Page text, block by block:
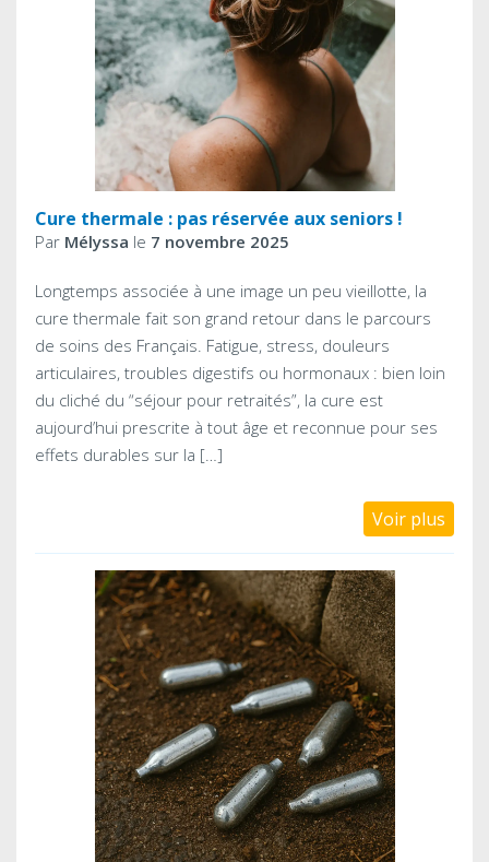
Cure thermale : pas réservée aux seniors !
Par Mélyssa le 7 novembre 2025
Longtemps associée à une image un peu vieillotte, la
cure thermale fait son grand retour dans le parcours
de soins des Français. Fatigue, stress, douleurs
articulaires, troubles digestifs ou hormonaux : bien loin
du cliché du “séjour pour retraités”, la cure est
aujourd’hui prescrite à tout âge et reconnue pour ses
effets durables sur la […]
Voir plus